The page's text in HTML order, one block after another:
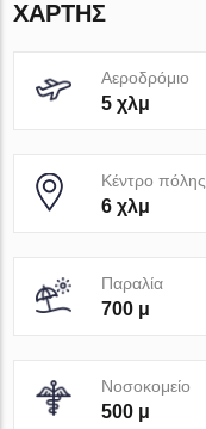
ΧΆΡΤΗΣ
Αεροδρόμιο
5 χλμ
Κέντρο πόλης
6 χλμ
Παραλία
700 μ
Νοσοκομείο
500 μ